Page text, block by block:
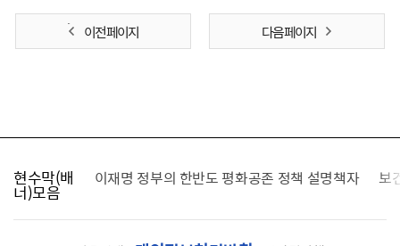
이전 페이지 다음 페이지
현수막(배
너)모음
찾습니다 이재명 정부의 한반도 평화공존 정책 설명책자 보